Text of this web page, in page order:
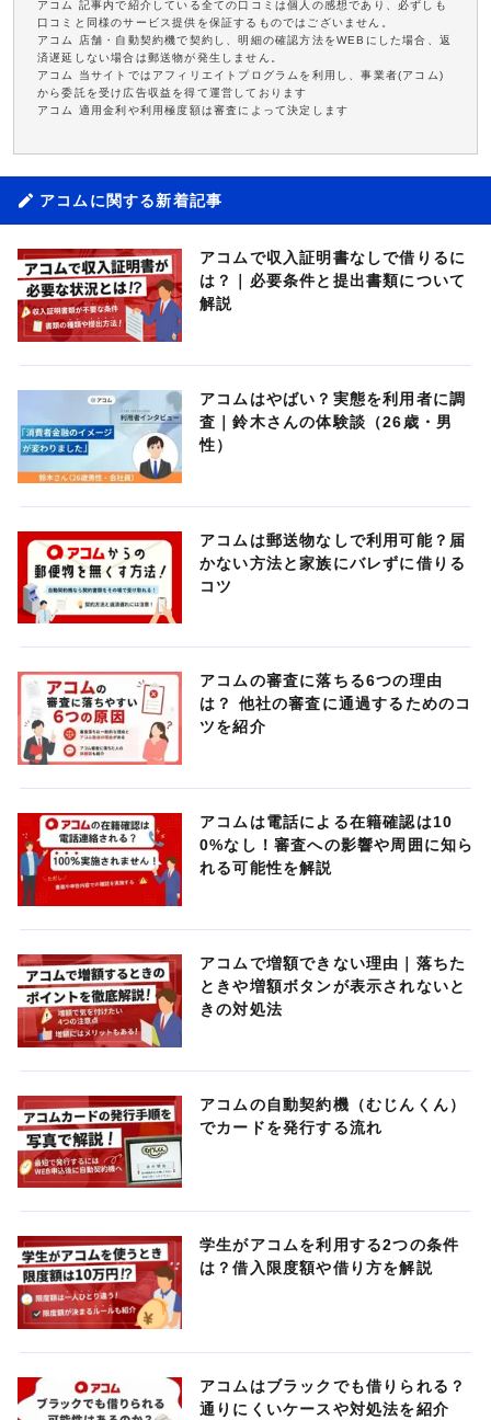
アコム 記事内で紹介している全ての口コミは個人の感想であり、必ずしも
口コミと同様のサービス提供を保証するものではございません。
アコム 店舗・自動契約機で契約し、明細の確認方法をWEBにした場合、返
済遅延しない場合は郵送物が発生しません。
アコム 当サイトではアフィリエイトプログラムを利用し、事業者(アコム)
から委託を受け広告収益を得て運営しております
アコム 適用金利や利用極度額は審査によって決定します
アコムに関する新着記事
アコムで収入証明書なしで借りるに
は？｜必要条件と提出書類について
解説
アコムはやばい？実態を利用者に調
査｜鈴木さんの体験談（26歳・男
性）
アコムは郵送物なしで利用可能？届
かない方法と家族にバレずに借りる
コツ
アコムの審査に落ちる6つの理由
は？ 他社の審査に通過するためのコ
ツを紹介
アコムは電話による在籍確認は10
0%なし！審査への影響や周囲に知ら
れる可能性を解説
アコムで増額できない理由｜落ちた
ときや増額ボタンが表示されないと
きの対処法
アコムの自動契約機（むじんくん）
でカードを発行する流れ
学生がアコムを利用する2つの条件
は？借入限度額や借り方を解説
アコムはブラックでも借りられる？
通りにくいケースや対処法を紹介